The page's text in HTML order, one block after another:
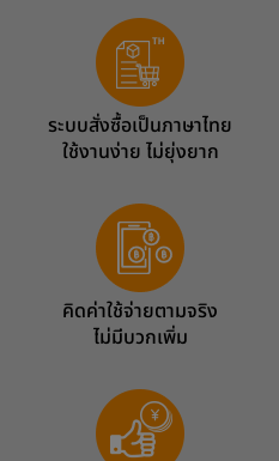
ระบบสั่งซื้อเป็นภาษาไทย
ใช้งานง่าย ไม่ยุ่งยาก
คิดค่าใช้จ่ายตามจริง
ไม่มีบวกเพิ่ม